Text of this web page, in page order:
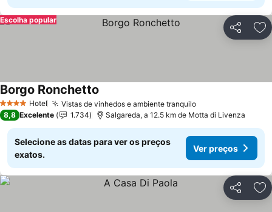
Partilhar
Escolha popular
4 EstrelasHotel Vistas de vinhedos e ambiente tranquilo
Borgo Ronchetto
8,8 Excelente 1.734 Salgareda, a 12.5 km de Motta di Livenza
Selecione as datas para ver os preços
exatos.
Ver preços
Partilhar